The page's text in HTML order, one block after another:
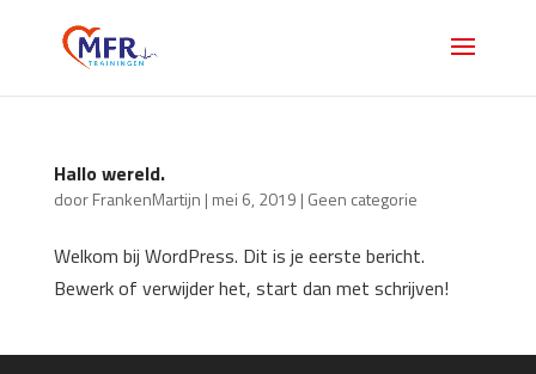
Hallo wereld.
doorFrankenMartijn | mei 6, 2019 | Geen categorie
Welkom bij WordPress. Dit is je eerste bericht.
Bewerk of verwijder het, start dan met schrijven!